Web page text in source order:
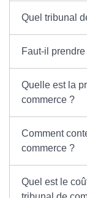
Quel tribunal
Faut-il
Quelle est la
commerce ?
Comment
commerce ?
Quel est le